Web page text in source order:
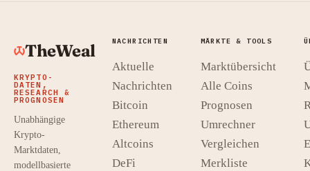
TheWeal
KRYPTO-
DATEN,
RESEARCH &
PROGNOSEN
Unabhängige
Krypto-
Marktdaten,
modellbasierte
NACHRICHTEN
Aktuelle
Nachrichten
Bitcoin
Ethereum
Altcoins
DeFi
MÄRKTE & TOOLS
Marktübersicht
Alle Coins
Prognosen
Umrechner
Vergleichen
Merkliste